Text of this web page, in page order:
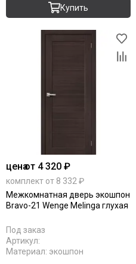
Купить
ценаот 4 320 ₽
комплект от 8 332 ₽
Межкомнатная дверь экошпон
Bravo-21 Wenge Melinga глухая
Под заказ
Артикул:
Материал: экошпон